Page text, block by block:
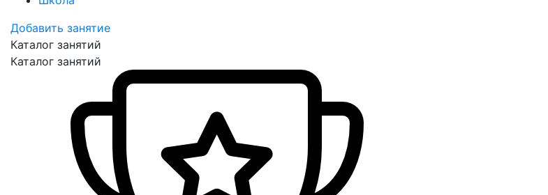
Добавить занятие
Каталог занятий
Каталог занятий